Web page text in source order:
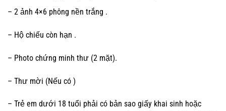
– 2 ảnh 4×6 phông nền trắng .
– Hộ chiếu còn hạn .
– Photo chứng minh thư (2 mặt).
– Thư mời (Nếu có )
– Trẻ em dưới 18 tuổi phải có bản sao giấy khai sinh hoặc